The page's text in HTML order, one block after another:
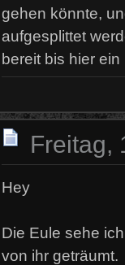
gehen könnte,
aufgesplittet
bereit bis hier
Freitag,
Hey
Die Eule sehe
von ihr geträumt.